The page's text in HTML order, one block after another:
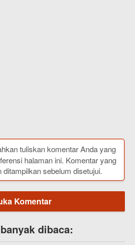
tuliskan komentar Anda yang
halaman ini. Komentar yang
sebelum disetujui.
Komentar
dibaca: